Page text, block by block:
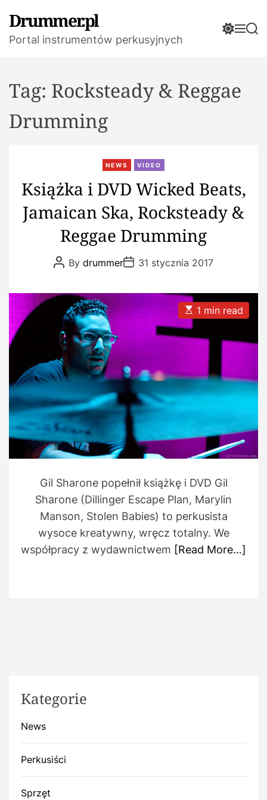
Drummer.pl
Portal instrumentów perkusyjnych
S
h
c
d
e
M S
Tag: Rocksteady & Reggae
Drumming
NEWS VIDEO
Książka i DVD Wicked Beats,
Jamaican Ska, Rocksteady &
Reggae Drumming
P
o
A
By drummerP
o
a
31 stycznia 2017
E
s
t
i
e
d
r
t
i
e
1 min read
Gil Sharone popełnił książkę i DVD Gil
Sharone (Dillinger Escape Plan, Marylin
Manson, Stolen Babies) to perkusista
wysoce kreatywny, wręcz totalny. We
współpracy z wydawnictwem [Read More…]
Kategorie
News
Perkusiści
Sprzęt